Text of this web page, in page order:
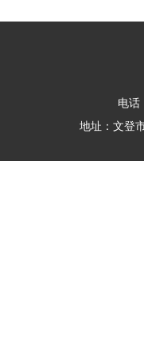
电
地址：文登